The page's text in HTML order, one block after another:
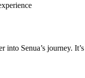
Senua’s journey.